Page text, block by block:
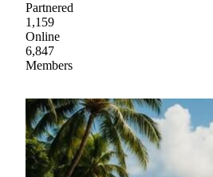
Partnered
1,159
Online
6,847
Members